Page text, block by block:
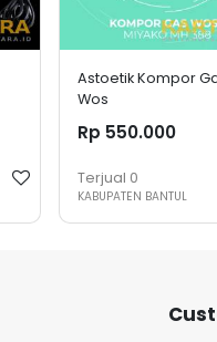
Astoetik Kompor
Wos
Rp 550.000
Terjual 0
KABUPATEN BANTUL